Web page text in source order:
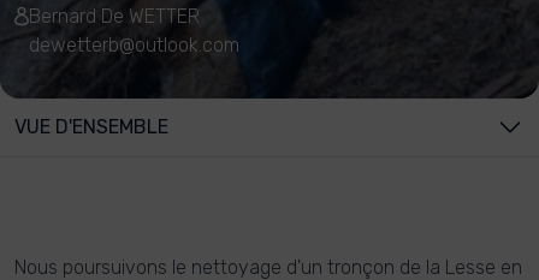
Bernard De WETTER
dewetterb@outlook.com
VUE D'ENSEMBLE
Nous poursuivons le nettoyage d'un tronçon de la Lesse en